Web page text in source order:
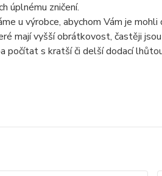
úplnému zničení.
u výrobce, abychom Vám je
mají vyšší obrátkovost, častěji
počítat s kratší či delší dodací